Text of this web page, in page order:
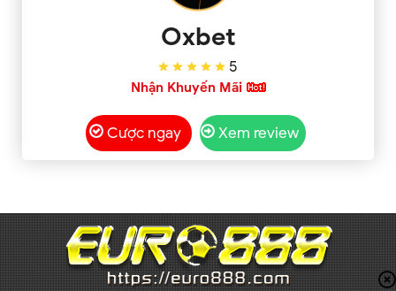
Oxbet
5
Nhận Khuyến Mãi
Cược ngay Xem review